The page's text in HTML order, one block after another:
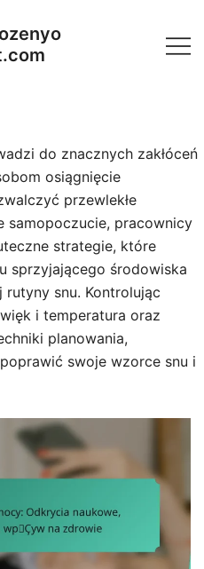
do znacznych zakłóceń
osiągnięcie
przewlekłe
samopoczucie, pracownicy
strategie, które
sprzyjającego środowiska
snu. Kontrolując
i temperatura oraz
planowania,
swoje wzorce snu i